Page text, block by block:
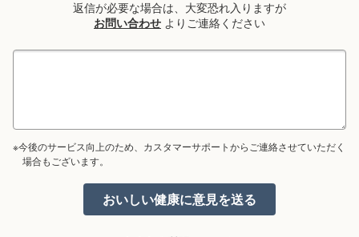
返信が必要な場合は、大変恐れ入りますが
お問い合わせ よりご連絡ください
※今後のサービス向上のため、カスタマーサポートからご連絡させていただく
場合もございます。